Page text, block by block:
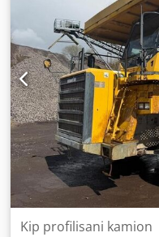
Kip profilisani kamion